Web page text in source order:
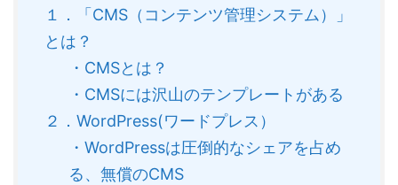
１．「CMS（コンテンツ管理システム）」
とは？
・CMSとは？
・CMSには沢山のテンプレートがある
２．WordPress(ワードプレス）
・WordPressは圧倒的なシェアを占め
る、無償のCMS